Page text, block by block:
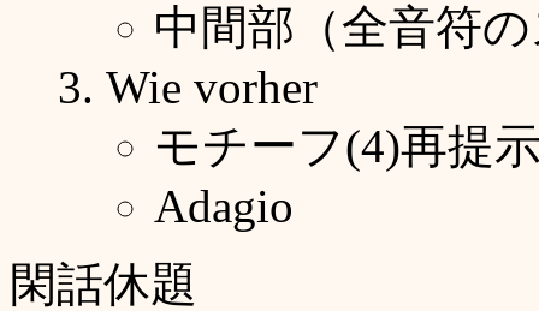
中間部（全音符
Wie vorher
モチーフ(4)再提
Adagio
閑話休題